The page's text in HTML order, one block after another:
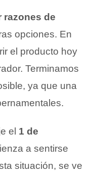
razones de
opciones. En
el producto hoy
Terminamos
ya que una
el 1 de
a sentirse
situación, se ve